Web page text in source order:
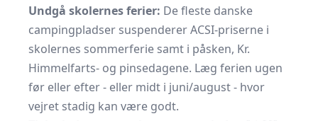
Undgå skolernes ferier: De fleste danske
campingpladser suspenderer ACSI-priserne i
skolernes sommerferie samt i påsken, Kr.
Himmelfarts- og pinsedagene. Læg ferien ugen
før eller efter - eller midt i juni/august - hvor
vejret stadig kan være godt.